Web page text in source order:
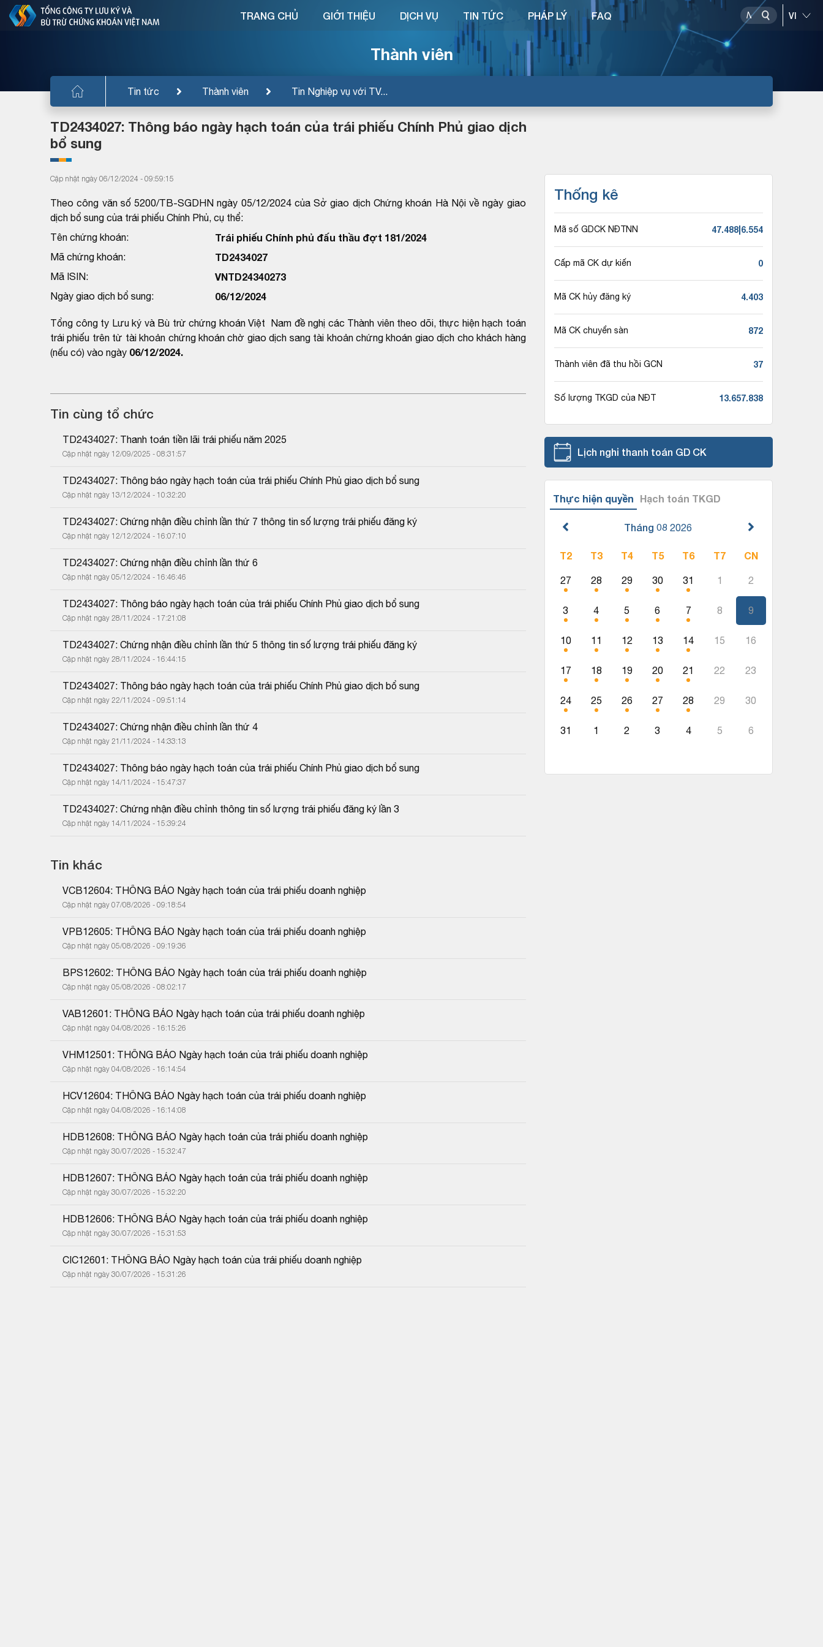
Thành viên
Tin tức Thành viên Tin Nghiệp vụ với TV...
TRANG CHỦ GIỚI THIỆU DỊCH VỤ TIN TỨC PHÁP LÝ FAQ
TD2434027: Thông báo ngày hạch toán của trái phiếu Chính Phủ giao dịch
bổ sung
Cập nhật ngày 06/12/2024 - 09:59:15
Theo công văn số 5200/TB-SGDHN ngày 05/12/2024 của Sở giao dịch Chứng khoán Hà Nội về ngày giao
dịch bổ sung của trái phiếu Chính Phủ, cụ thể:
Tên chứng khoán:
Trái phiếu Chính phủ đấu thầu đợt 181/2024
Mã chứng khoán: TD2434027
Mã ISIN: VNTD24340273
Ngày giao dịch bổ sung: 06/12/2024
Tổng công ty Lưu ký và Bù trừ chứng khoán Việt Nam đề nghị các Thành viên theo dõi, thực hiện hạch toán
trái phiếu trên từ tài khoản chứng khoán chờ giao dịch sang tài khoản chứng khoán giao dịch cho khách hàng
(nếu có) vào ngày 06/12/2024.
Tin cùng tổ chức
TD2434027: Thanh toán tiền lãi trái phiếu năm 2025
Cập nhật ngày 12/09/2025 - 08:31:57
TD2434027: Thông báo ngày hạch toán của trái phiếu Chính Phủ giao dịch bổ sung
Cập nhật ngày 13/12/2024 - 10:32:20
TD2434027: Chứng nhận điều chỉnh lần thứ 7 thông tin số lượng trái phiếu đăng ký
Cập nhật ngày 12/12/2024 - 16:07:10
TD2434027: Chứng nhận điều chỉnh lần thứ 6
Cập nhật ngày 05/12/2024 - 16:46:46
TD2434027: Thông báo ngày hạch toán của trái phiếu Chính Phủ giao dịch bổ sung
Cập nhật ngày 28/11/2024 - 17:21:08
TD2434027: Chứng nhận điều chỉnh lần thứ 5 thông tin số lượng trái phiếu đăng ký
Cập nhật ngày 28/11/2024 - 16:44:15
TD2434027: Thông báo ngày hạch toán của trái phiếu Chính Phủ giao dịch bổ sung
Cập nhật ngày 22/11/2024 - 09:51:14
TD2434027: Chứng nhận điều chỉnh lần thứ 4
Cập nhật ngày 21/11/2024 - 14:33:13
TD2434027: Thông báo ngày hạch toán của trái phiếu Chính Phủ giao dịch bổ sung
Cập nhật ngày 14/11/2024 - 15:47:37
TD2434027: Chứng nhận điều chỉnh thông tin số lượng trái phiếu đăng ký lần 3
Cập nhật ngày 14/11/2024 - 15:39:24
Tin khác
VCB12604: THÔNG BÁO Ngày hạch toán của trái phiếu doanh nghiệp
Cập nhật ngày 07/08/2026 - 09:18:54
VPB12605: THÔNG BÁO Ngày hạch toán của trái phiếu doanh nghiệp
Cập nhật ngày 05/08/2026 - 09:19:36
BPS12602: THÔNG BÁO Ngày hạch toán của trái phiếu doanh nghiệp
Cập nhật ngày 05/08/2026 - 08:02:17
VAB12601: THÔNG BÁO Ngày hạch toán của trái phiếu doanh nghiệp
Cập nhật ngày 04/08/2026 - 16:15:26
VHM12501: THÔNG BÁO Ngày hạch toán của trái phiếu doanh nghiệp
Cập nhật ngày 04/08/2026 - 16:14:54
HCV12604: THÔNG BÁO Ngày hạch toán của trái phiếu doanh nghiệp
Cập nhật ngày 04/08/2026 - 16:14:08
HDB12608: THÔNG BÁO Ngày hạch toán của trái phiếu doanh nghiệp
Cập nhật ngày 30/07/2026 - 15:32:47
HDB12607: THÔNG BÁO Ngày hạch toán của trái phiếu doanh nghiệp
Cập nhật ngày 30/07/2026 - 15:32:20
HDB12606: THÔNG BÁO Ngày hạch toán của trái phiếu doanh nghiệp
Cập nhật ngày 30/07/2026 - 15:31:53
CIC12601: THÔNG BÁO Ngày hạch toán của trái phiếu doanh nghiệp
Cập nhật ngày 30/07/2026 - 15:31:26
Thống kê
Mã số GDCK NĐTNN 47.488|6.554
Cấp mã CK dự kiến 0
Mã CK hủy đăng ký 4.403
Mã CK chuyển sàn 872
Thành viên đã thu hồi GCN 37
Số lượng TKGD của NĐT 13.657.838
Lịch nghỉ thanh toán GD CK
Thực hiện quyền Hạch toán TKGD
Tháng 08 2026
T2 T3 T4 T5 T6 T7 CN
27 28 29 30 31 1 2
3 4 5 6 7 8 9
10 11 12 13 14 15 16
17 18 19 20 21 22 23
24 25 26 27 28 29 30
31 1 2 3 4 5 6